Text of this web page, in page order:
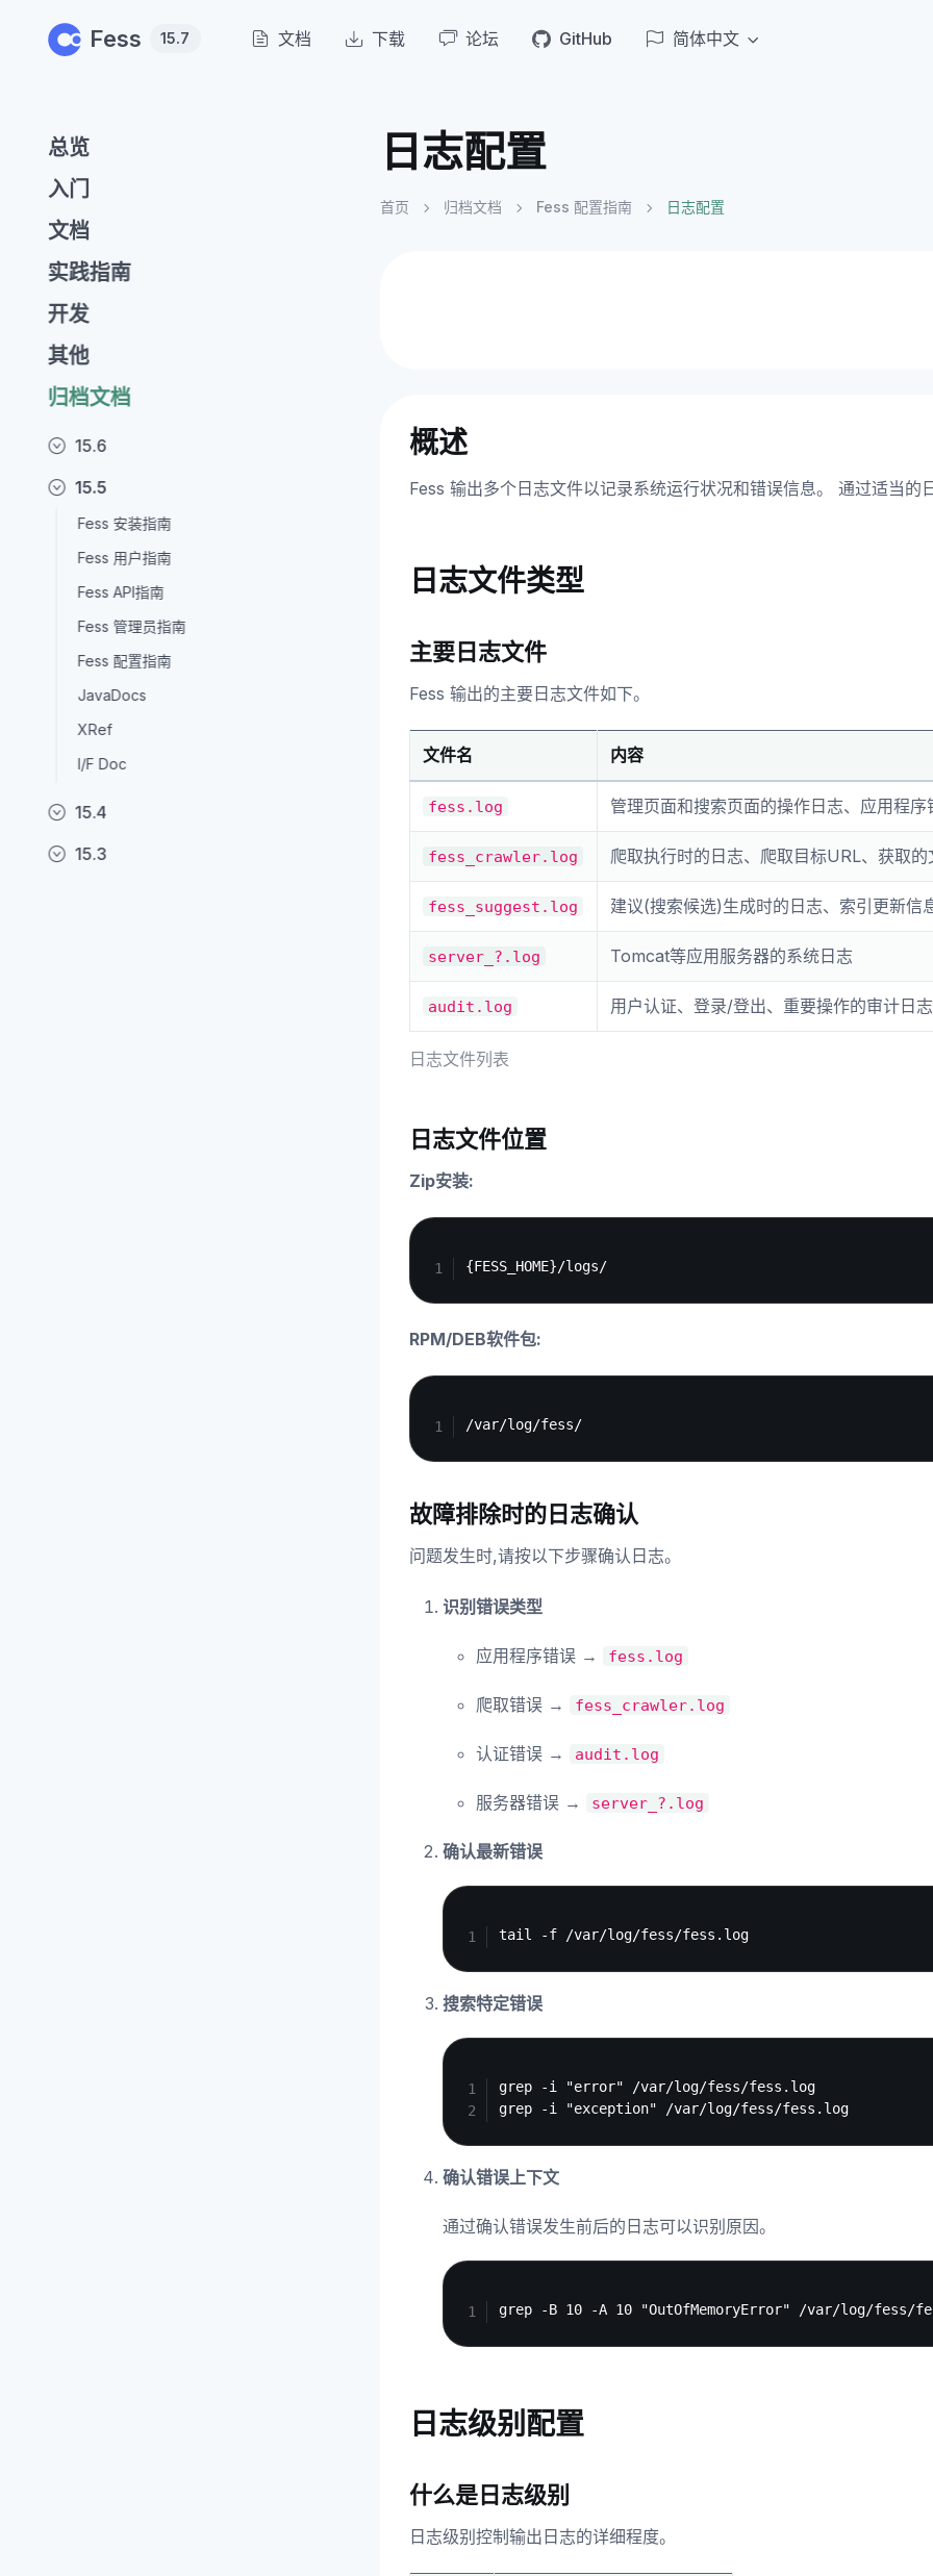
Fess 15.7 文档 下载 论坛 GitHub 简体中文
总览
入门
文档
实践指南
开发
其他
归档文档
15.6
15.5
Fess 安装指南
Fess 用户指南
Fess API指南
Fess 管理员指南
Fess 配置指南
JavaDocs
XRef
I/F Doc
15.4
15.3
日志配置
首页 归档文档 Fess 配置指南 日志配置
概述
Fess 输出多个日志文件以记录系统运行状况和错误信息。 通过适当的
日志文件类型
主要日志文件
Fess 输出的主要日志文件如下。
日志文件列表
文件名 内容
fess.log 管理页面和搜索页面的操作日志、应用程序
fess_crawler.log 爬取执行时的日志、爬取目标URL、获取
fess_suggest.log 建议(搜索候选)生成时的日志、索引更新信
server_?.log Tomcat等应用服务器的系统日志
audit.log 用户认证、登录/登出、重要操作的审计日志
日志文件位置
Zip安装:
{FESS_HOME}/logs/
RPM/DEB软件包:
/var/log/fess/
故障排除时的日志确认
问题发生时,请按以下步骤确认日志。
识别错误类型
应用程序错误 → fess.log
爬取错误 → fess_crawler.log
认证错误 → audit.log
服务器错误 → server_?.log
确认最新错误
tail -f /var/log/fess/fess.log
搜索特定错误
grep -i "error" /var/log/fess/fess.log
grep -i "exception" /var/log/fess/fess.log
确认错误上下文
通过确认错误发生前后的日志可以识别原因。
日志级别配置
什么是日志级别
日志级别控制输出日志的详细程度。